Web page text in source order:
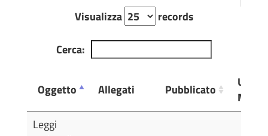
Visualizza
records
Cerca:
Oggetto Allegati Pubblicato
Oggetto
Leggi